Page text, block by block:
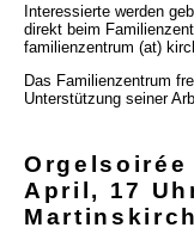
Interessierte werden
direkt beim
familienzentrum (at)
Das Familienzentrum
Unterstützung seiner
Orgelsoirée
April, 17